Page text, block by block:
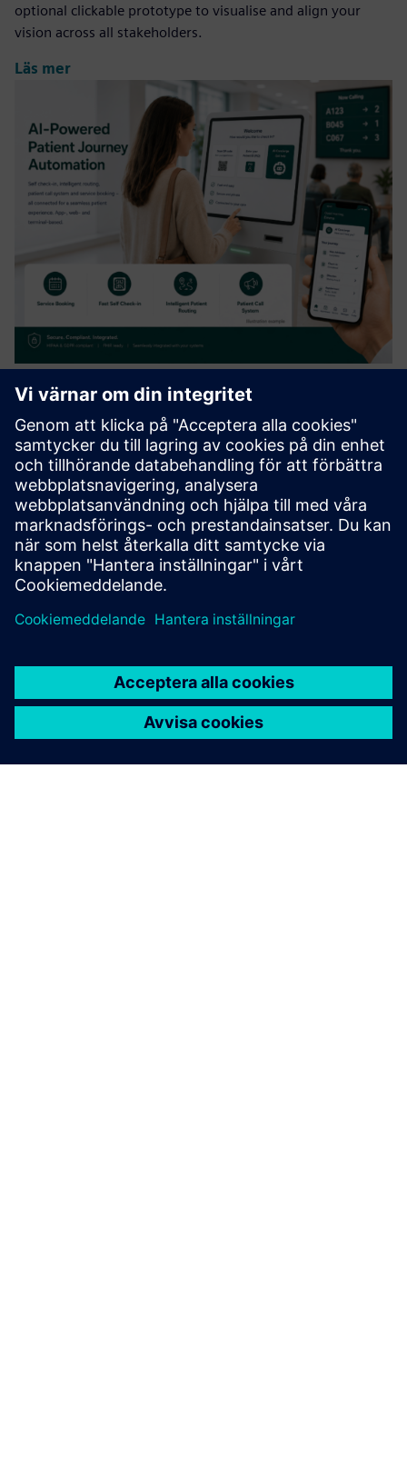
optional clickable prototype to visualise and align your
vision across all stakeholders.
Läs mer
heyPatient Advanced – Front Door
& Automation
Extends the digital front door with an AI patient concierge,
web admission, QR self check-in, intelligent patient
routing, patient call systems & integrated service booking.
Automates patient intake, arrival and service coordinati...
Läs mer